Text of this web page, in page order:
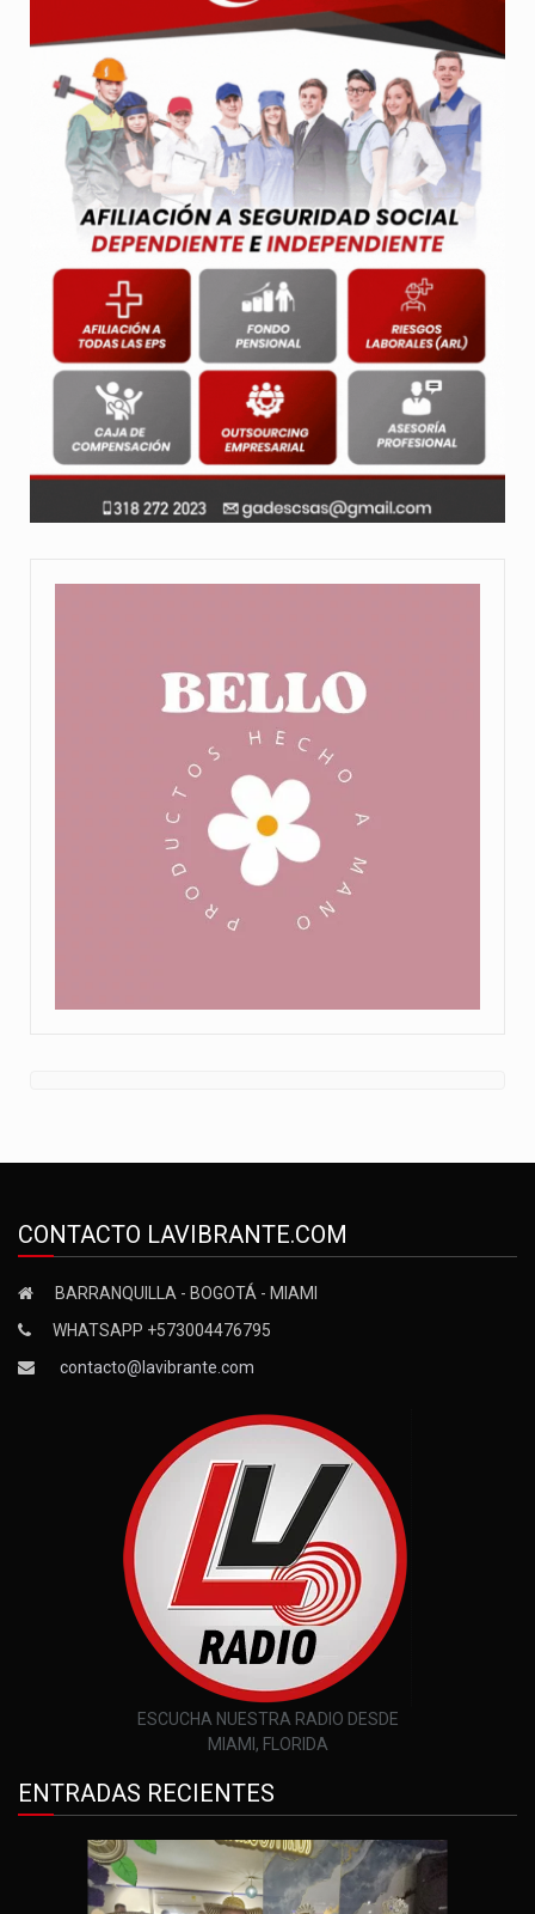
CONTACTO LAVIBRANTE.COM
BARRANQUILLA - BOGOTÁ - MIAMI
WHATSAPP +573004476795
contacto@lavibrante.com
ESCUCHA NUESTRA RADIO DESDE
MIAMI, FLORIDA
ENTRADAS RECIENTES